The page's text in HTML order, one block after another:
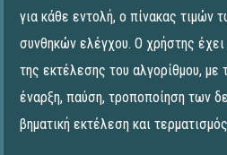
για κάθε εντολή, ο πίνακας τιμών
συνθηκών ελέγχου. Ο χρήστης
της εκτέλεσης του αλγορίθμου,
έναρξη, παύση, τροποποίηση των
βηματική εκτέλεση και